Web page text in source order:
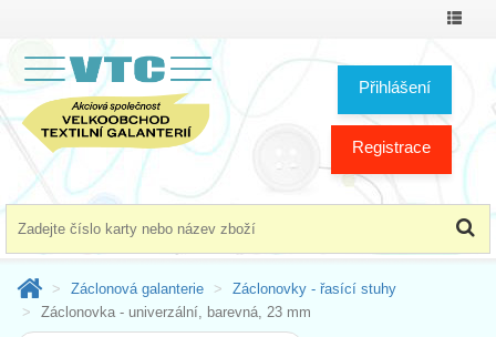
Přihlášení
Registrace
Záclonová galanterie
Záclonovky - řasící stuhy
Záclonovka - univerzální, barevná, 23 mm